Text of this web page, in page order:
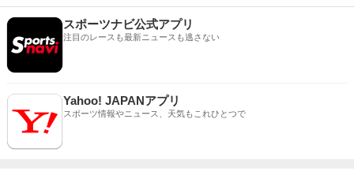
スポーツナビ公式アプリ
注目のレースも最新ニュースも逃さない
Yahoo! JAPANアプリ
スポーツ情報やニュース、天気もこれひとつで